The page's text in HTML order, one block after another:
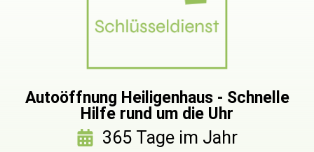
Autoöffnung Heiligenhaus - Schnelle
Hilfe rund um die Uhr
365 Tage im Jahr